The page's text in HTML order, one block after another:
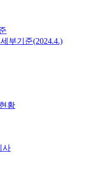
부기준(2024.4.)
황
사